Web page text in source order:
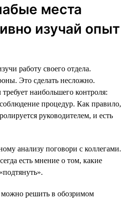
места
изучай опыт
работу своего отдела.
Это сделать несложно.
наибольшего контроля:
процедур. Как правило,
руководителем, и есть
анализу поговори с коллегами.
есть мнение о том, какие
решить в обозримом